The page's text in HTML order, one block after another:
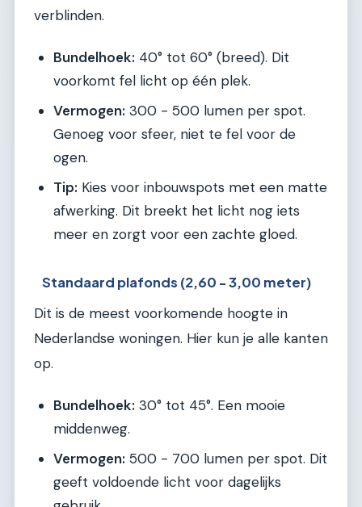
verblinden.
Bundelhoek: 40° tot 60° (breed). Dit
voorkomt fel licht op één plek.
Vermogen: 300 - 500 lumen per spot.
Genoeg voor sfeer, niet te fel voor de
ogen.
Tip: Kies voor inbouwspots met een matte
afwerking. Dit breekt het licht nog iets
meer en zorgt voor een zachte gloed.
Standaard plafonds (2,60 - 3,00 meter)
Dit is de meest voorkomende hoogte in
Nederlandse woningen. Hier kun je alle kanten
op.
Bundelhoek: 30° tot 45°. Een mooie
middenweg.
Vermogen: 500 - 700 lumen per spot. Dit
geeft voldoende licht voor dagelijks